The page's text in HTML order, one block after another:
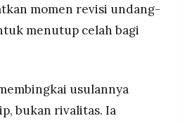
momen revisi undang-
menutup celah bagi
usulannya
bukan rivalitas. Ia